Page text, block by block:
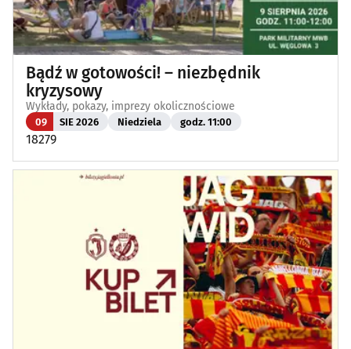
Bądź w gotowości! – niezbędnik
kryzysowy
Wykłady, pokazy, imprezy okolicznościowe
09 SIE 2026 Niedziela godz. 11:00
18279